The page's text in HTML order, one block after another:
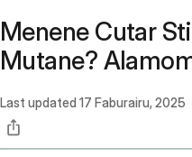
Menene Cutar
Mutane?
Last updated 17 Faburairu, 2025